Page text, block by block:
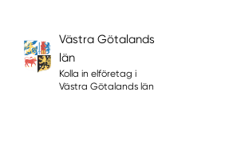
Västra Götalands
län
Kolla in elföretag i
Västra Götalands län